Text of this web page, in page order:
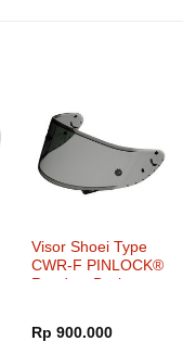
Visor Shoei Type
CWR-F PINLOCK®
Ready – Dark
Rp 900.000